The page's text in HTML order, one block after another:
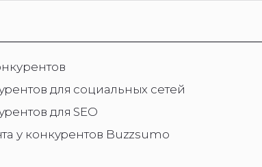
для социальных сетей
для SEO
у конкурентов Buzzsumo​